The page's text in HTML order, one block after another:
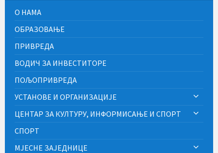
О НАМА
ОБРАЗОВАЊЕ
ПРИВРЕДА
ВОДИЧ ЗА ИНВЕСТИТОРЕ
ПОЉОПРИВРЕДА
УСТАНОВЕ И ОРГАНИЗАЦИЈЕ
ЦЕНТАР ЗА КУЛТУРУ, ИНФОРМИСАЊЕ И СПОРТ
СПОРТ
МЈЕСНЕ ЗАЈЕДНИЦЕ